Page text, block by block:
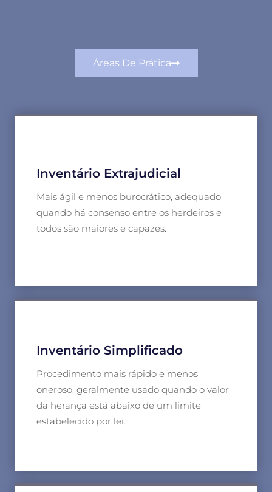
Áreas De Prática
Inventário Extrajudicial
Mais ágil e menos burocrático, adequado
quando há consenso entre os herdeiros e
todos são maiores e capazes.
Inventário Simplificado
Procedimento mais rápido e menos
oneroso, geralmente usado quando o valor
da herança está abaixo de um limite
estabelecido por lei.